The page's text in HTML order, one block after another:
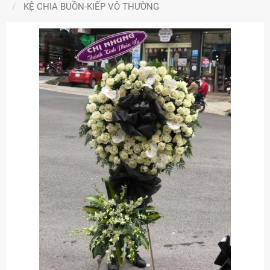
KỆ CHIA BUỒN-KIẾP VÔ THƯỜNG